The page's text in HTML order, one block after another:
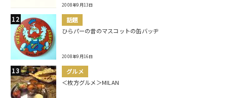
2008年9月13日
話題
ひらパーの昔のマスコットの缶バッヂ
2008年9月16日
グルメ
＜枚方グルメ＞MILAN